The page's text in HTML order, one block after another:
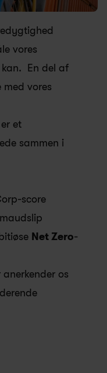
vores
En del af
vores
et
sammen i
score
Net Zero-
os